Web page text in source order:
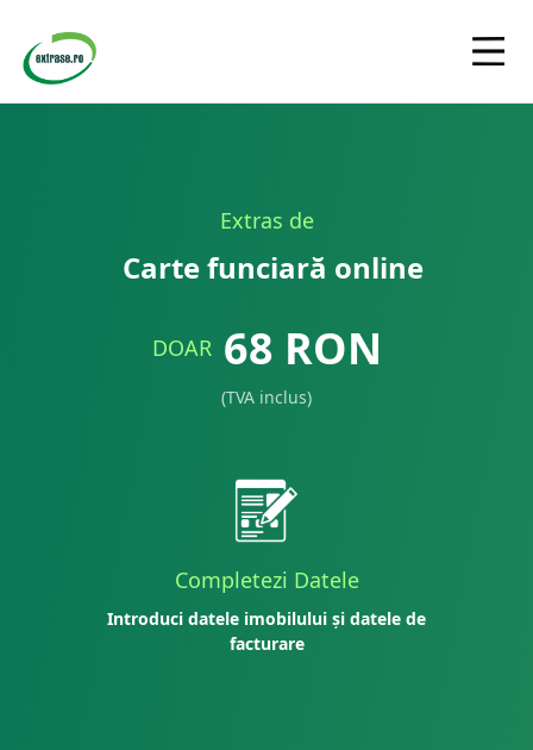
Extras de
Carte funciară online
DOAR 68 RON
(TVA inclus)
Completezi Datele
Introduci datele imobilului și datele de
facturare